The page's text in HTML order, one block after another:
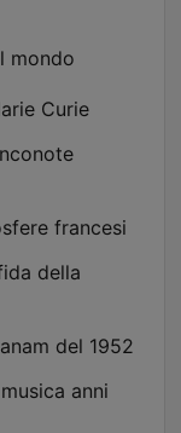
mondo
Curie
francesi
della
del 1952
anni